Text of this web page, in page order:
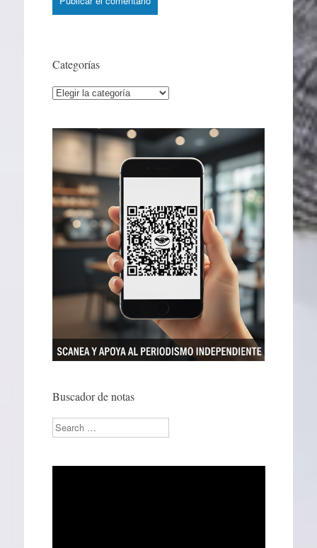
Categorías
Categorías
Buscador de notas
Search